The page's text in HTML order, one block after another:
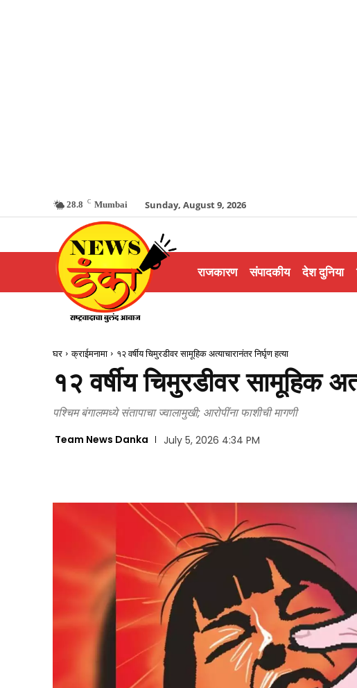
28.8 C Mumbai Sunday, August 9, 2026
राजकारण संपादकीय देश दुनिया
घर क्राईमनामा १२ वर्षीय चिमुरडीवर सामूहिक अत्याचारानंतर निर्घृण हत्या
१२ वर्षीय चिमुरडीवर सामूहिक
पश्चिम बंगालमध्ये संतापाचा ज्वालामुखी; आरोपींना फाशीची मागणी
Team News Danka July 5, 2026 4:34 PM